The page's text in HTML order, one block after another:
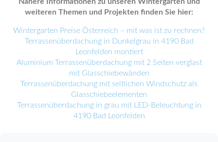
weiteren Themen und Projekten finden Sie hier:
Wintergarten Preise Österreich – mit was ist zu rechnen?
Terrassenüberdachung in Dunkelgrau in 4190 Bad
Leonfelden montiert
Aluminium Terrassenüberdachung mit 2 Seiten verglast
mit Glasschiebewänden
Terrassenüberdachung mit seitlichen Windschutz als
Glasschiebeelementen
Terrassenüberdachung in grau mit LED-Beleuchtung in
4190 Bad Leonfelden